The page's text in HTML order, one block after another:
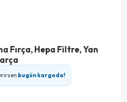
Fırça, Hepa Filtre, Yan
bugün kargoda!